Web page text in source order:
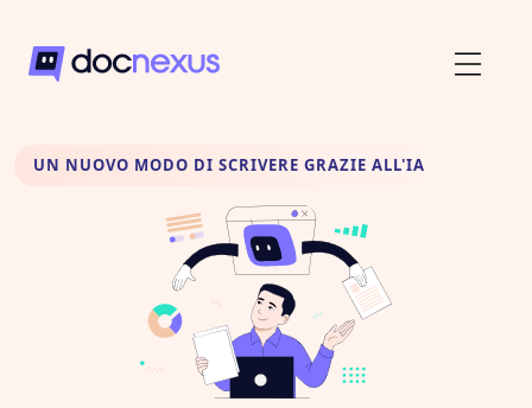
UN NUOVO MODO DI SCRIVERE GRAZIE ALL'IA